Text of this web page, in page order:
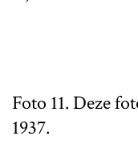
Foto 11. Deze
1937.